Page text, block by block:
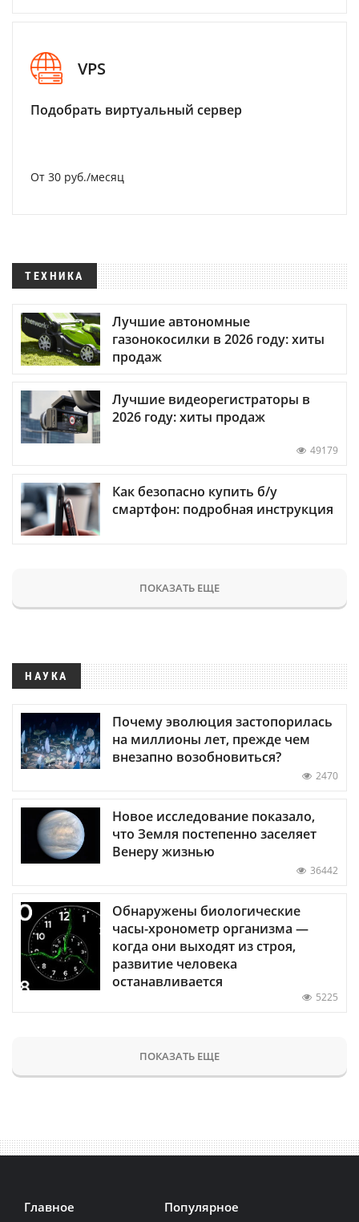
VPS
Подобрать виртуальный сервер
От 30 руб./месяц
ТЕХНИКА
Лучшие автономные
газонокосилки в 2026 году: хиты
продаж
Лучшие видеорегистраторы в
2026 году: хиты продаж
49179
Как безопасно купить б/у
смартфон: подробная инструкция
ПОКАЗАТЬ ЕЩЕ
НАУКА
Почему эволюция застопорилась
на миллионы лет, прежде чем
внезапно возобновиться?
2470
Новое исследование показало,
что Земля постепенно заселяет
Венеру жизнью
36442
Обнаружены биологические
часы-хронометр организма —
когда они выходят из строя,
развитие человека
останавливается
5225
ПОКАЗАТЬ ЕЩЕ
Главное Популярное